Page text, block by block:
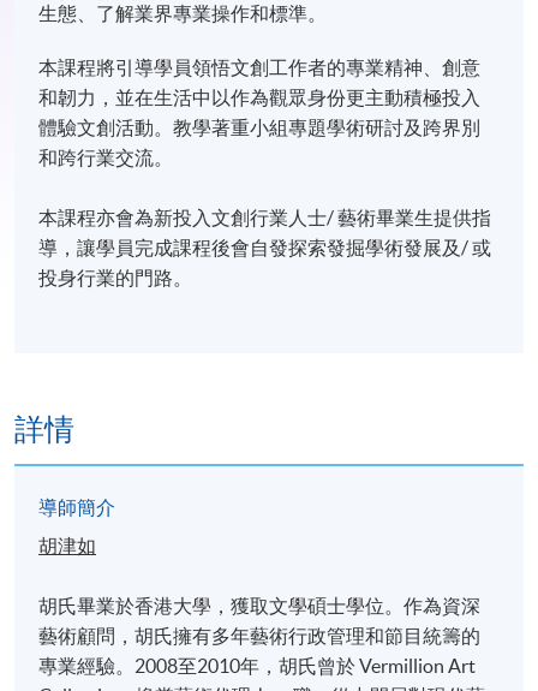
生態、了解業界專業操作和標準。
本課程將引導學員領悟文創工作者的專業精神、創意
和韌力，並在生活中以作為觀眾身份更主動積極投入
體驗文創活動。教學著重小組專題學術研討及跨界別
和跨行業交流。
本課程亦會為新投入文創行業人士/ 藝術畢業生提供指
導，讓學員完成課程後會自發探索發掘學術發展及/ 或
投身行業的門路。
詳情
導師簡介
胡津如
胡氏畢業於香港大學，獲取文學碩士學位。作為資深
藝術顧問，胡氏擁有多年藝術行政管理和節目統籌的
專業經驗。2008至2010年，胡氏曾於 Vermillion Art